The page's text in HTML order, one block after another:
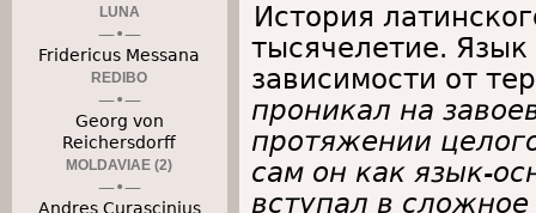
История
тысячелетие.
зависимости от
проникал на
протяжении
сам он как язык-
вступал в
LUNA
Fridericus Messana
REDIBO
Georg von
Reichersdorff
MOLDAVIAE (2)
Andres Curascinius